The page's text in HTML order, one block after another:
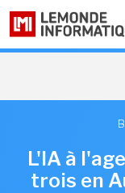
L'IA à
trois en